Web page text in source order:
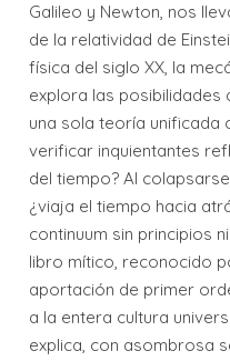
Galileo y Newton, nos
de la relatividad de
física del siglo XX, la
explora las posibilidades
una sola teoría unificada
verificar inquientantes
del tiempo? Al
¿viaja el tiempo hacia
continuum sin principios
libro mítico, reconocido
aportación de primer
a la entera cultura
explica, con asombrosa